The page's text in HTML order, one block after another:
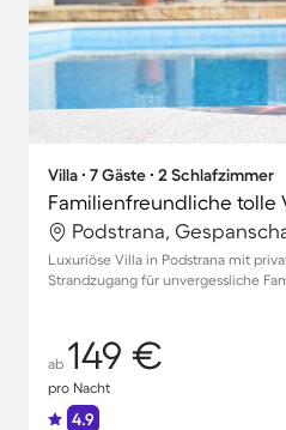
Villa ∙ 7 Gäste ∙ 2 Schlafzimmer
Luxuriöse Villa in Podstrana mit
Strandzugang für unvergessliche
ab 149 €
pro Nacht
4.9